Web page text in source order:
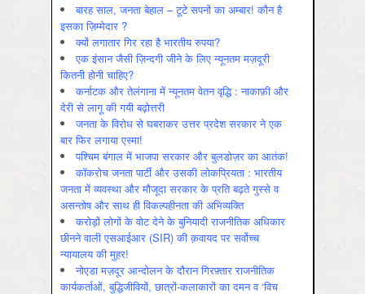
बारह साल, जनता बेहाल – टूटे सपनों का अम्बार! कौन है
इसका ज़िम्मेदार ?
क्यों लगातार गिर रहा है भारतीय रुपया?
एक इंसान जैसी ज़िन्दगी जीने के लिए न्यूनतम मज़दूरी
कितनी होनी चाहिए?
कर्नाटक और तेलंगाना में न्यूनतम वेतन वृद्धि : नाकाफ़ी और
देरी से लागू की गयी बढ़ोत्तरी
जनता के विरोध से घबराकर उत्तर प्रदेश सरकार ने एक
बार फिर लगाया एस्मा!
पश्चिम बंगाल में भाजपा सरकार और बुलडोज़र का आतंक!
कॉकरोच जनता पार्टी और उसकी लोकप्रियता : भारतीय
जनता में व्‍यवस्‍था और मौजूदा सरकार के प्रति बढ़ते गुस्‍से व
असन्‍तोष और साथ ही विकल्‍पहीनता की अभिव्‍यक्ति
करोड़ों लोगों के वोट देने के बुनियादी राजनीतिक अधिकार
छीनने वाली एसआईआर (SIR) की क़वायद पर सर्वोच्च
न्यायालय की मुहर!
नोएडा मज़दूर आन्दोलन के दौरान गिरफ़्तार राजनीतिक
कार्यकर्ताओं, बुद्धिजीवियों, छात्रों-कलाकारों का दमन व ‘विच